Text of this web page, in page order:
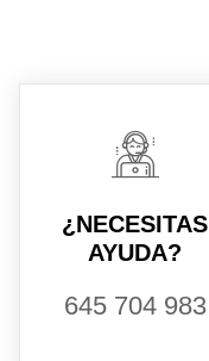
¿NECESITAS
AYUDA?
645 704 983